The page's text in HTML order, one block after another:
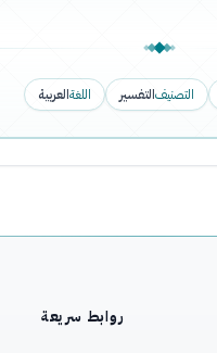
التصنيفالتفسير اللغةالعربية
روابط سريعة